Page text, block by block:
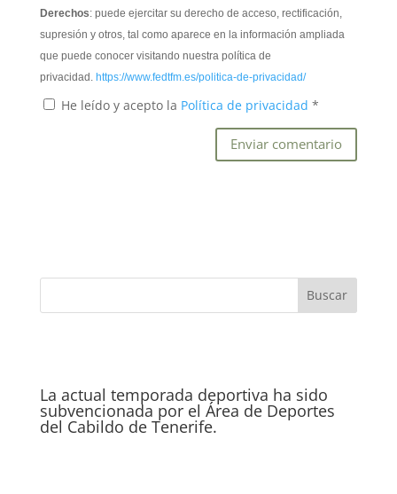
Derechos: puede ejercitar su derecho de acceso, rectificación,
supresión y otros, tal como aparece en la información ampliada
que puede conocer visitando nuestra política de
privacidad. https://www.fedtfm.es/politica-de-privacidad/
He leído y acepto la Política de privacidad *
La actual temporada deportiva ha sido
subvencionada por el Área de Deportes
del Cabildo de Tenerife.